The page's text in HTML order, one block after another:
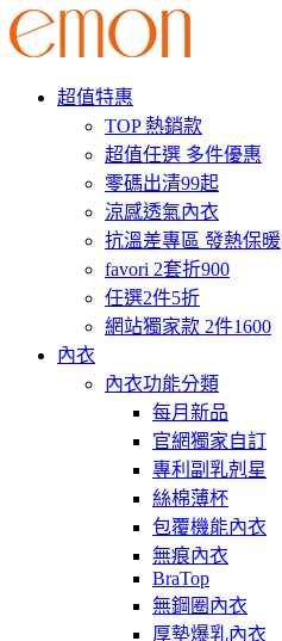
超值特惠
TOP 熱銷款
超值任選 多件優惠
零碼出清99起
涼感透氣內衣
抗溫差專區 發熱保暖
favori 2套折900
任選2件5折
網站獨家款 2件1600
內衣
內衣功能分類
每月新品
官網獨家自訂
專利副乳剋星
絲棉薄杯
包覆機能內衣
無痕內衣
BraTop
無鋼圈內衣
厚墊爆乳內衣